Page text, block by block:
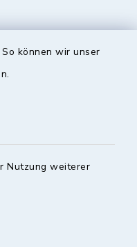
können wir unser
Nutzung weiterer